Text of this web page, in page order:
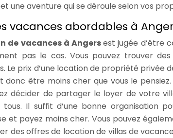
une aventure qui se déroule selon vos
vacances abordables à
de vacances à Angersest jugée d’être
pas le cas. Vous pouvez trouver
Le prix d’une location de propriété privée
donc être moins cher que vous le
décider de partager le loyer de votre
Il suffit d’une bonne organisation
et payez moins cher. Vous pouvez
des offres de location de villas de